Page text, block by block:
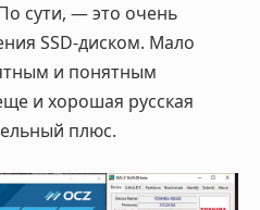
сути, — это очень
SSD-диском. Мало
и понятным
и хорошая русская
плюс.